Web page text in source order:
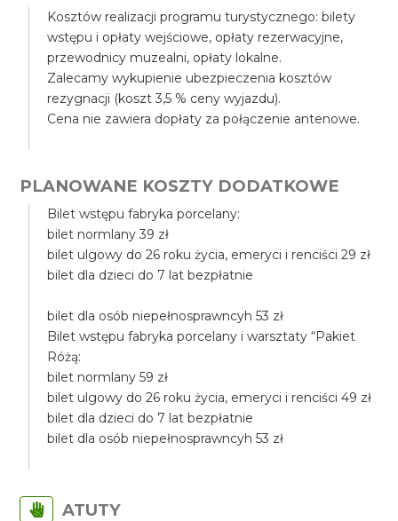
Kosztów realizacji programu turystycznego: bilety
wstępu i opłaty wejściowe, opłaty rezerwacyjne,
przewodnicy muzealni, opłaty lokalne.
Zalecamy wykupienie ubezpieczenia kosztów
rezygnacji (koszt 3,5 % ceny wyjazdu).
Cena nie zawiera dopłaty za połączenie antenowe.
PLANOWANE KOSZTY DODATKOWE
Bilet wstępu fabryka porcelany:
bilet normlany 39 zł
bilet ulgowy do 26 roku życia, emeryci i renciści 29 zł
bilet dla dzieci do 7 lat bezpłatnie
bilet dla osób niepełnosprawncyh 53 zł
Bilet wstępu fabryka porcelany i warsztaty “Pakiet
Różą:
bilet normlany 59 zł
bilet ulgowy do 26 roku życia, emeryci i renciści 49 zł
bilet dla dzieci do 7 lat bezpłatnie
bilet dla osób niepełnosprawncyh 53 zł
ATUTY